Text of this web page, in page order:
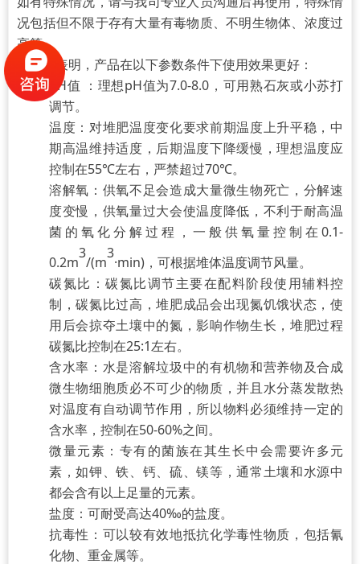
况包括但不限于存有大量有毒物质、不明生物体、浓度过
高等。
经测试表明，产品在以下参数条件下使用效果更好：
pH值 ：理想pH值为7.0-8.0，可用熟石灰或小苏打
调节。
温度：对堆肥温度变化要求前期温度上升平稳，中
期高温维持适度，后期温度下降缓慢，理想温度应
控制在55℃左右，严禁超过70℃。
溶解氧：供氧不足会造成大量微生物死亡，分解速
度变慢，供氧量过大会使温度降低，不利于耐高温
菌的氧化分解过程，一般供氧量控制在0.1-
0.2m
3
/(m
3
·min)，可根据堆体温度调节风量。
碳氮比：碳氮比调节主要在配料阶段使用辅料控
制，碳氮比过高，堆肥成品会出现氮饥饿状态，使
用后会掠夺土壤中的氮，影响作物生长，堆肥过程
碳氮比控制在25:1左右。
含水率：水是溶解垃圾中的有机物和营养物及合成
微生物细胞质必不可少的物质，并且水分蒸发散热
对温度有自动调节作用，所以物料必须维持一定的
含水率，控制在50-60%之间。
微量元素：专有的菌族在其生长中会需要许多元
素，如钾、铁、钙、硫、镁等，通常土壤和水源中
都会含有以上足量的元素。
盐度：可耐受高达40‰的盐度。
抗毒性：可以较有效地抵抗化学毒性物质，包括氰
化物、重金属等。